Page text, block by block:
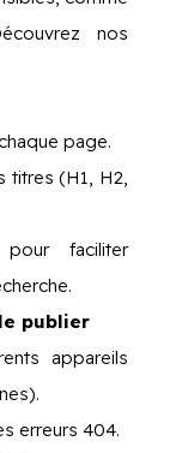
nos
page.
titres (H1, H2,
faciliter
publier
appareils
erreurs 404.